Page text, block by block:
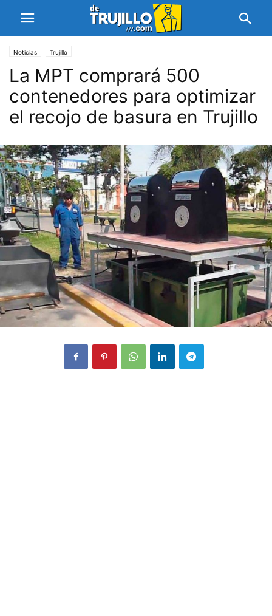
Noticias Trujillo
La MPT comprará 500
contenedores para optimizar
el recojo de basura en Trujillo